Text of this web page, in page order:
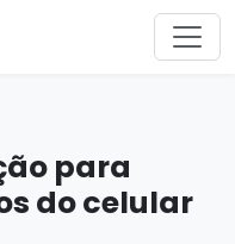
para
do celular